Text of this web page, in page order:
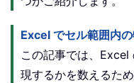
Excel でセル範囲内
この記事では、Excel
現するかを数えるた